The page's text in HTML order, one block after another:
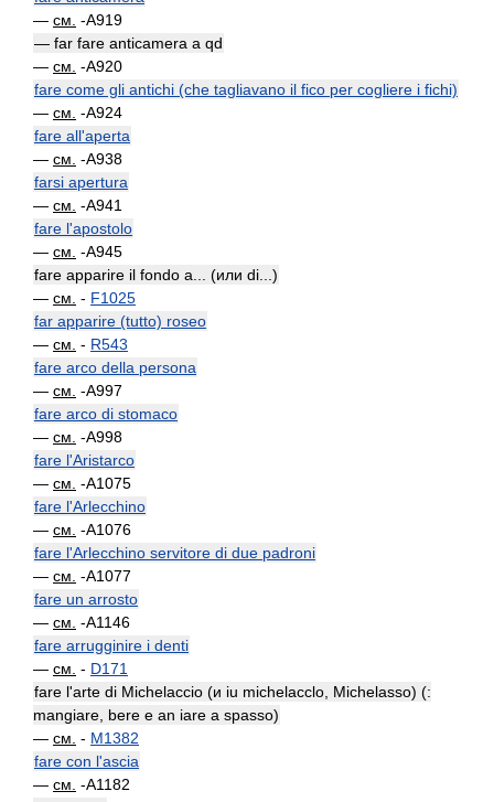
— см. -A919
— far fare anticamera a qd
— см. -A920
fare come gli antichi (che tagliavano il fico per cogliere i fichi)
— см. -A924
fare all'aperta
— см. -A938
farsi apertura
— см. -A941
fare l'apostolo
— см. -A945
fare apparire il fondo a... (или di...)
— см. - F1025
far apparire (tutto) roseo
— см. - R543
fare arco della persona
— см. -A997
fare arco di stomaco
— см. -A998
fare l'Aristarco
— см. -A1075
fare l'Arlecchino
— см. -A1076
fare l'Arlecchino servitore di due padroni
— см. -A1077
fare un arrosto
— см. -A1146
fare arrugginire i denti
— см. - D171
fare l'arte di Michelaccio (и iu michelacclo, Michelasso) (:
mangiare, bere e an iare a spasso)
— см. - M1382
fare con l'ascia
— см. -A1182